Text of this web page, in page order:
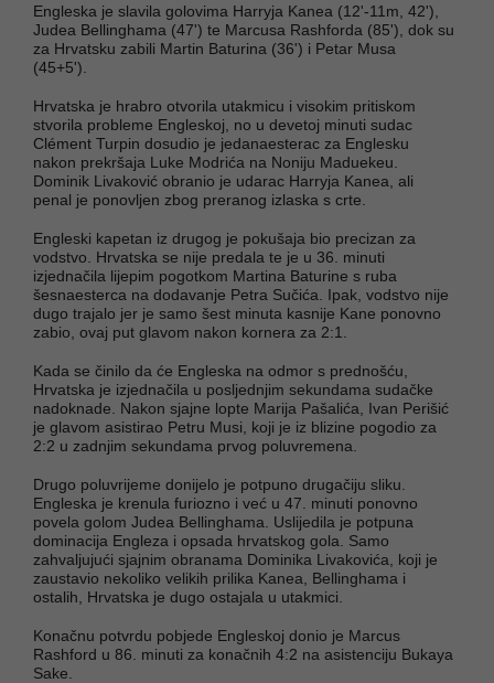
Engleska je slavila golovima Harryja Kanea (12'-11m, 42'),
Judea Bellinghama (47') te Marcusa Rashforda (85'), dok su
za Hrvatsku zabili Martin Baturina (36') i Petar Musa
(45+5').
Hrvatska je hrabro otvorila utakmicu i visokim pritiskom
stvorila probleme Engleskoj, no u devetoj minuti sudac
Clément Turpin dosudio je jedanaesterac za Englesku
nakon prekršaja Luke Modrića na Noniju Maduekeu.
Dominik Livaković obranio je udarac Harryja Kanea, ali
penal je ponovljen zbog preranog izlaska s crte.
Engleski kapetan iz drugog je pokušaja bio precizan za
vodstvo. Hrvatska se nije predala te je u 36. minuti
izjednačila lijepim pogotkom Martina Baturine s ruba
šesnaesterca na dodavanje Petra Sučića. Ipak, vodstvo nije
dugo trajalo jer je samo šest minuta kasnije Kane ponovno
zabio, ovaj put glavom nakon kornera za 2:1.
Kada se činilo da će Engleska na odmor s prednošću,
Hrvatska je izjednačila u posljednjim sekundama sudačke
nadoknade. Nakon sjajne lopte Marija Pašalića, Ivan Perišić
je glavom asistirao Petru Musi, koji je iz blizine pogodio za
2:2 u zadnjim sekundama prvog poluvremena.
Drugo poluvrijeme donijelo je potpuno drugačiju sliku.
Engleska je krenula furiozno i već u 47. minuti ponovno
povela golom Judea Bellinghama. Uslijedila je potpuna
dominacija Engleza i opsada hrvatskog gola. Samo
zahvaljujući sjajnim obranama Dominika Livakovića, koji je
zaustavio nekoliko velikih prilika Kanea, Bellinghama i
ostalih, Hrvatska je dugo ostajala u utakmici.
Konačnu potvrdu pobjede Engleskoj donio je Marcus
Rashford u 86. minuti za konačnih 4:2 na asistenciju Bukaya
Sake.